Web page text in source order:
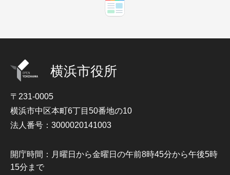
横浜市役所
〒231-0005
横浜市中区本町6丁目50番地の10
法人番号：3000020141003
開庁時間：月曜日から金曜日の午前8時45分から午後5時
15分まで